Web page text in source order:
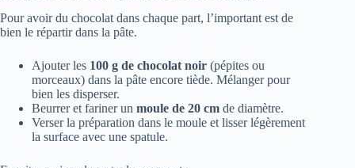
Pour avoir du chocolat dans chaque part, l’important est de
bien le répartir dans la pâte.
Ajouter les 100 g de chocolat noir (pépites ou
morceaux) dans la pâte encore tiède. Mélanger pour
bien les disperser.
Beurrer et fariner un moule de 20 cm de diamètre.
Verser la préparation dans le moule et lisser légèrement
la surface avec une spatule.